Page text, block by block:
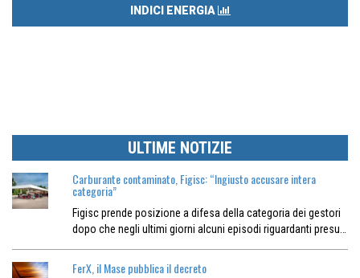
INDICI ENERGIA
ULTIME NOTIZIE
Carburante contaminato, Figisc: “Ingiusto accusare intera
categoria”
Figisc prende posizione a difesa della categoria dei gestori
dopo che negli ultimi giorni alcuni episodi riguardanti presu…
FerX, il Mase pubblica il decreto